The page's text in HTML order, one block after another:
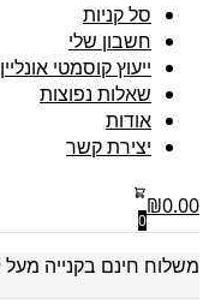
סל קניות
חשבון שלי
ייעוץ קוסמטי אונליין
שאלות נפוצות
אודות
יצירת קשר
₪0.00
0
משלוח חינם בקנייה מעל ₪349